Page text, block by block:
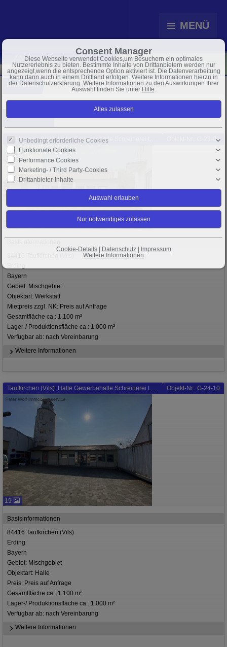
MENÜ
Immobilien Gewerbeangebote 6 Objekte gefunden
Sortieren nach Preis ↓
Objekt-Nr.: G-23-01
Bayern
Gebiet: Mischgebiet
Objektart: Werkstatt
Mietpreis zzgl. NK: Preis auf Anfrage
Gesamtfläche ca.: 1.100 m²
Lager-/ Produktionsfläche ca.: 1.000 m²
Verfügbar ab: nach Vereinbarung
Weitere Informationen
Objekt-Nr.: G-24-10
19
Basisinformationen
84416 Taufkirchen (Vils)
Erding
Bayern
Gebiet: Mischgebiet
Objektart: Halle
Preis: Preis auf Anfrage
Gesamtfläche ca.: 1.100 m²
Lager-/ Produktionsfläche ca.: 1.000 m²
Verfügbar ab: nach Vereinbarung
Weitere Informationen
Consent Manager
Diese Webseite verwendet Cookies,um Besuchern ein optimales
Nutzererlebnis zu bieten. Bestimmte Inhalte von Drittanbietern werden nur
angezeigt,wenn die entsprechende Option aktiviert ist. Die Datenverarbeitung
kann dann auch in einem Drittland erfolgen. Weitere Informationen hierzu in
der Datenschutzerklärung. Weitere Informationen zu den Auswirkungen Ihrer
Auswahl finden Sie unter Hilfe.
Unbedingt erforderliche Cookies
Funktionale Cookies
Performance Cookies
Marketing- / Third Party-Cookies
Drittanbieter-Inhalte
Cookie-Details| Datenschutz|
Impressum
Weitere Informationen